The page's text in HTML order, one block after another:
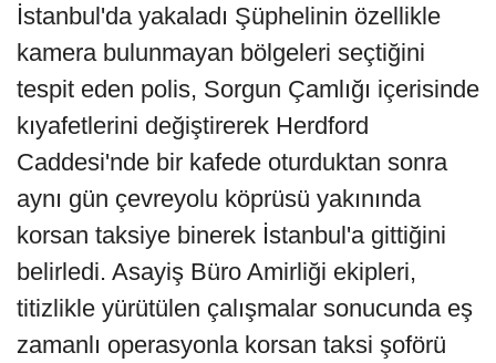
İstanbul'da yakaladı Şüphelinin özellikle
kamera bulunmayan bölgeleri seçtiğini
tespit eden polis, Sorgun Çamlığı içerisinde
kıyafetlerini değiştirerek Herdford
Caddesi'nde bir kafede oturduktan sonra
aynı gün çevreyolu köprüsü yakınında
korsan taksiye binerek İstanbul'a gittiğini
belirledi. Asayiş Büro Amirliği ekipleri,
titizlikle yürütülen çalışmalar sonucunda eş
zamanlı operasyonla korsan taksi şoförü